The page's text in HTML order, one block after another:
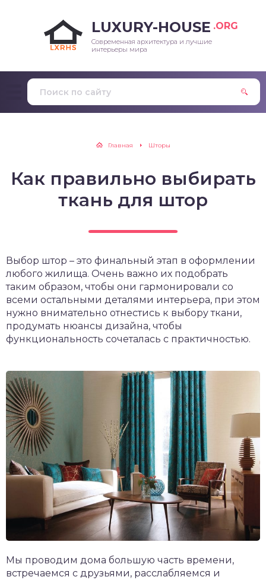
LUXURY-HOUSE .ORG
Современная архитектура и лучшие
интерьеры мира
Главная Шторы
Как правильно выбирать
ткань для штор
Выбор штор – это финальный этап в оформлении
любого жилища. Очень важно их подобрать
таким образом, чтобы они гармонировали со
всеми остальными деталями интерьера, при этом
нужно внимательно отнестись к выбору ткани,
продумать нюансы дизайна, чтобы
функциональность сочеталась с практичностью.
Мы проводим дома большую часть времени,
встречаемся с друзьями, расслабляемся и